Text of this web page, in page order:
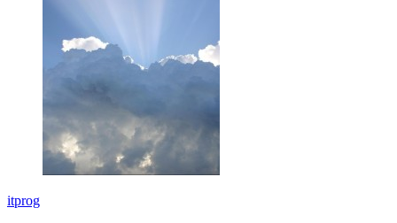
itprog